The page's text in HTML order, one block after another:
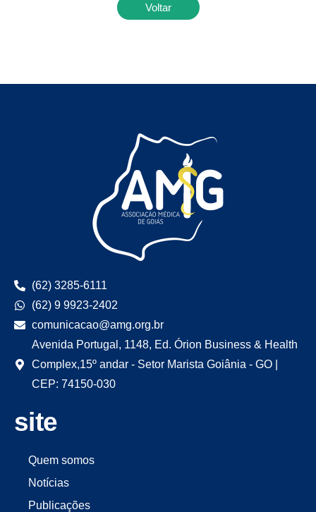
Voltar
(62) 3285-6111
(62) 9 9923-2402
comunicacao@amg.org.br
Avenida Portugal, 1148, Ed. Órion Business & Health
Complex,15º andar - Setor Marista Goiânia - GO |
CEP: 74150-030
site
Quem somos
Notícias
Publicações